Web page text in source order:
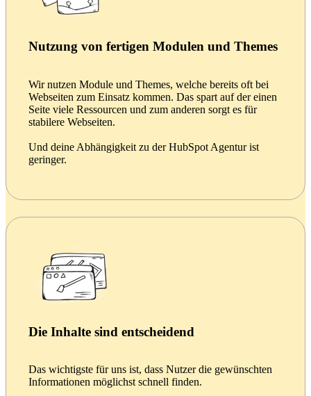
Nutzung von fertigen Modulen und Themes
Wir nutzen Module und Themes, welche bereits oft bei
Webseiten zum Einsatz kommen. Das spart auf der einen
Seite viele Ressourcen und zum anderen sorgt es für
stabilere Webseiten.
Und deine Abhängigkeit zu der HubSpot Agentur ist
geringer.
Die Inhalte sind entscheidend
Das wichtigste für uns ist, dass Nutzer die gewünschten
Informationen möglichst schnell finden.